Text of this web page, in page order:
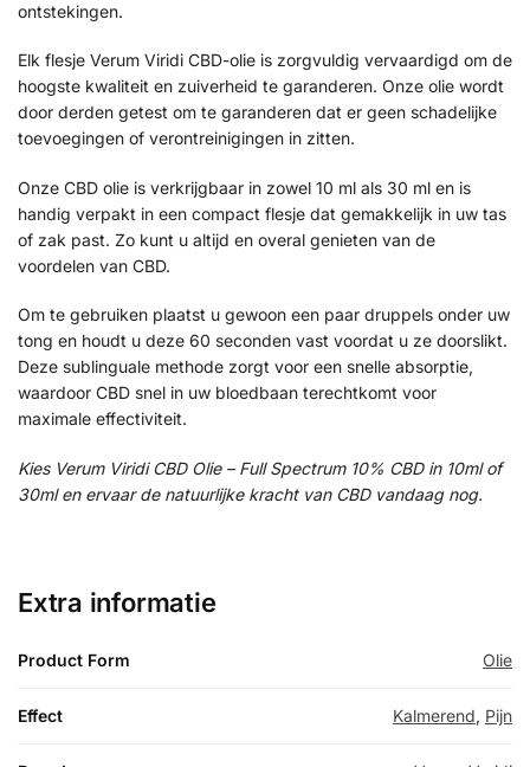
ontstekingen.
Elk flesje Verum Viridi CBD-olie is zorgvuldig vervaardigd om de
hoogste kwaliteit en zuiverheid te garanderen. Onze olie wordt
door derden getest om te garanderen dat er geen schadelijke
toevoegingen of verontreinigingen in zitten.
Onze CBD olie is verkrijgbaar in zowel 10 ml als 30 ml en is
handig verpakt in een compact flesje dat gemakkelijk in uw tas
of zak past. Zo kunt u altijd en overal genieten van de
voordelen van CBD.
Om te gebruiken plaatst u gewoon een paar druppels onder uw
tong en houdt u deze 60 seconden vast voordat u ze doorslikt.
Deze sublinguale methode zorgt voor een snelle absorptie,
waardoor CBD snel in uw bloedbaan terechtkomt voor
maximale effectiviteit.
Kies Verum Viridi CBD Olie – Full Spectrum 10% CBD in 10ml of
30ml en ervaar de natuurlijke kracht van CBD vandaag nog.
Extra informatie
Product Form Olie
Effect Kalmerend, Pijn